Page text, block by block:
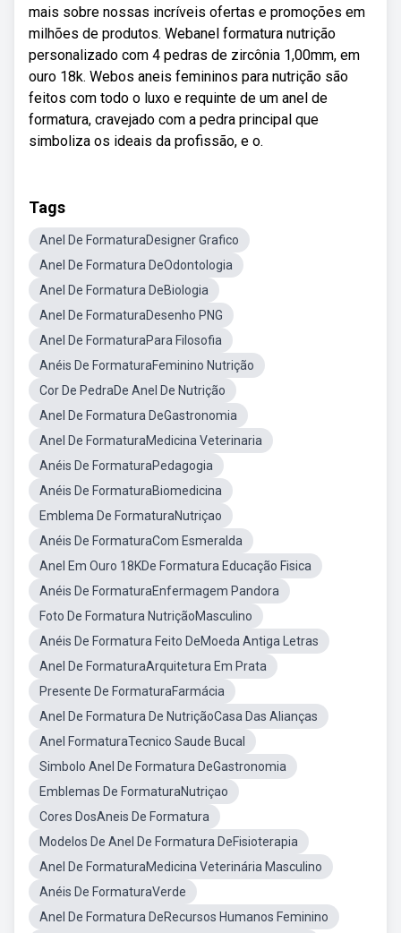
mais sobre nossas incríveis ofertas e promoções em
milhões de produtos. Webanel formatura nutrição
personalizado com 4 pedras de zircônia 1,00mm, em
ouro 18k. Webos aneis femininos para nutrição são
feitos com todo o luxo e requinte de um anel de
formatura, cravejado com a pedra principal que
simboliza os ideais da profissão, e o.
Tags
Anel De FormaturaDesigner Grafico
Anel De Formatura DeOdontologia
Anel De Formatura DeBiologia
Anel De FormaturaDesenho PNG
Anel De FormaturaPara Filosofia
Anéis De FormaturaFeminino Nutrição
Cor De PedraDe Anel De Nutrição
Anel De Formatura DeGastronomia
Anel De FormaturaMedicina Veterinaria
Anéis De FormaturaPedagogia
Anéis De FormaturaBiomedicina
Emblema De FormaturaNutriçao
Anéis De FormaturaCom Esmeralda
Anel Em Ouro 18KDe Formatura Educação Fisica
Anéis De FormaturaEnfermagem Pandora
Foto De Formatura NutriçãoMasculino
Anéis De Formatura Feito DeMoeda Antiga Letras
Anel De FormaturaArquitetura Em Prata
Presente De FormaturaFarmácia
Anel De Formatura De NutriçãoCasa Das Alianças
Anel FormaturaTecnico Saude Bucal
Simbolo Anel De Formatura DeGastronomia
Emblemas De FormaturaNutriçao
Cores DosAneis De Formatura
Modelos De Anel De Formatura DeFisioterapia
Anel De FormaturaMedicina Veterinária Masculino
Anéis De FormaturaVerde
Anel De Formatura DeRecursos Humanos Feminino